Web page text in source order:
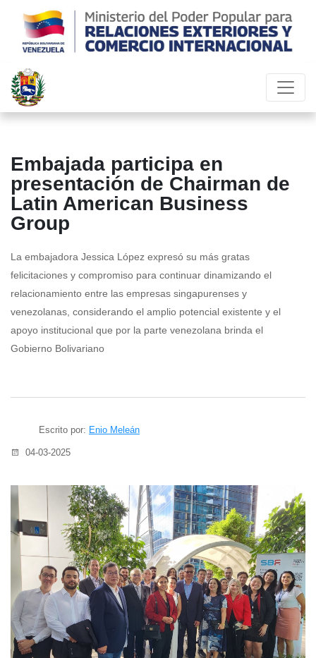
Embajada participa en
presentación de Chairman de
Latin American Business
Group
La embajadora Jessica López expresó su más gratas
felicitaciones y compromiso para continuar dinamizando el
relacionamiento entre las empresas singapurenses y
venezolanas, considerando el amplio potencial existente y el
apoyo institucional que por la parte venezolana brinda el
Gobierno Bolivariano
Escrito por: Enio Meleán
04-03-2025